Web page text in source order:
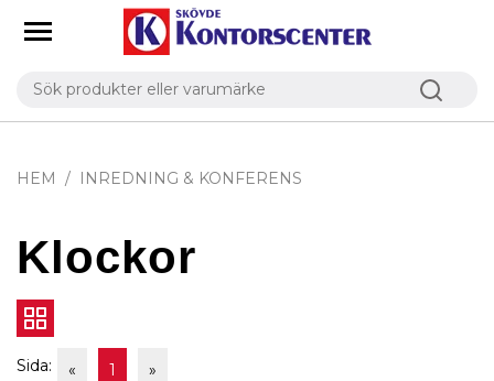
HEM INREDNING & KONFERENS
Klockor
Sida: « 1 »